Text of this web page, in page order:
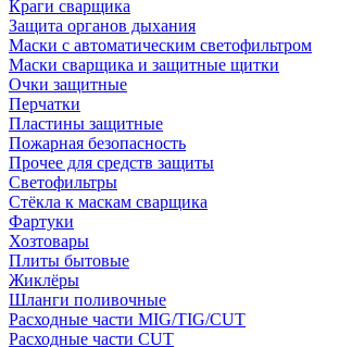
Краги сварщика
Защита органов дыхания
Маски с автоматическим светофильтром
Маски сварщика и защитные щитки
Очки защитные
Перчатки
Пластины защитные
Пожарная безопасность
Прочее для средств защиты
Светофильтры
Стёкла к маскам сварщика
Фартуки
Хозтовары
Плиты бытовые
Жиклёры
Шланги поливочные
Расходные части MIG/TIG/CUT
Расходные части CUT